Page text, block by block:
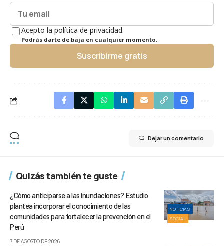
Acepto la política de privacidad.
Podrás darte de baja en cualquier momento.
Suscribirme gratis
Dejar un comentario
Quizás también te guste
NOTICIAS
SOCIAL
¿Cómo anticiparse a las inundaciones? Estudio
plantea incorporar el conocimiento de las
comunidades para fortalecer la prevención en el
Perú
7 DE AGOSTO DE 2026